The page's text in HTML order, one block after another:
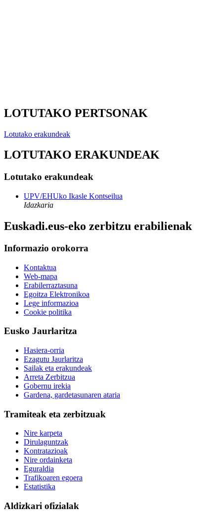
LOTUTAKO PERTSONAK
Lotutako erakundeak
LOTUTAKO ERAKUNDEAK
Lotutako erakundeak
UPV/EHUko Ikasle Kontseilua
Idazkaria
Euskadi.eus-eko zerbitzu erabilienak
Informazio orokorra
Kontaktua
Web-mapa
Erabilerraztasuna
Egoitza Elektronikoa
Lege informazioa
Cookie politika
Eusko Jaurlaritza
Hasiera-orria
Ezagutu Jaurlaritza
Sailak eta erakundeak
Arreta Zerbitzua
Gobernu irekia
Gardena, gardetasunaren ataria
Tramiteak eta zerbitzuak
Nire karpeta
Dirulaguntzak
Kontratazioak
Nire ordainketa
Eguraldia
Trafikoaren egoera
Estatistika
Aldizkari ofizialak